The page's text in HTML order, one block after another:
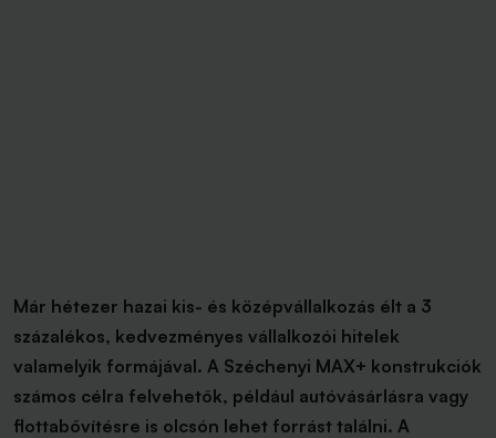
Már hétezer hazai kis- és középvállalkozás élt a 3
százalékos, kedvezményes vállalkozói hitelek
valamelyik formájával. A Széchenyi MAX+ konstrukciók
számos célra felvehetők, például autóvásárlásra vagy
flottabővítésre is olcsón lehet forrást találni. A